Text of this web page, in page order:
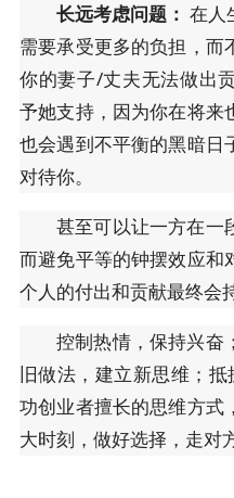
长远考虑问题： 在人
需要承受更多的负担，而
你的妻子/丈夫无法做出
予她支持，因为你在将来
也会遇到不平衡的黑暗日
对待你。
甚至可以让一方在一
而避免平等的钟摆效应和
个人的付出和贡献最终会
控制热情，保持兴奋
旧做法，建立新思维；
功创业者擅长的思维方式
大时刻，做好选择，走对